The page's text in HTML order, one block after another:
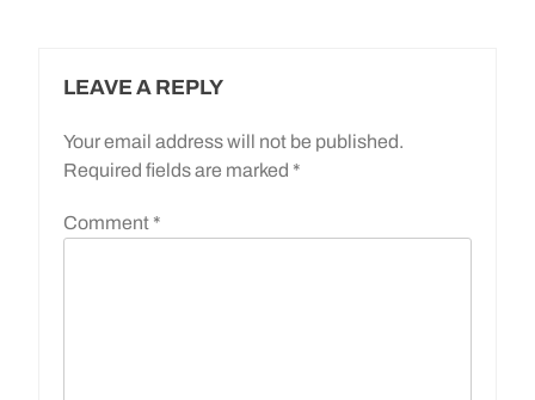
LEAVE A REPLY
Your email address will not be published.
Required fields are marked *
Comment *